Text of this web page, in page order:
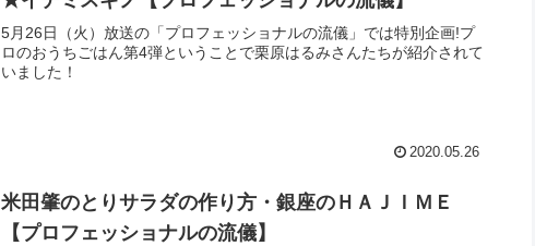
5月26日（火）放送の「プロフェッショナルの流儀」では特別企画!プ
ロのおうちごはん第4弾ということで栗原はるみさんたちが紹介されて
いました！
2020.05.26
米田肇のとりサラダの作り方・銀座のＨＡＪＩＭＥ
【プロフェッショナルの流儀】